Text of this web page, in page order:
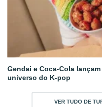
Gendai e Coca-Cola
universo do K-pop
VER TUDO DE